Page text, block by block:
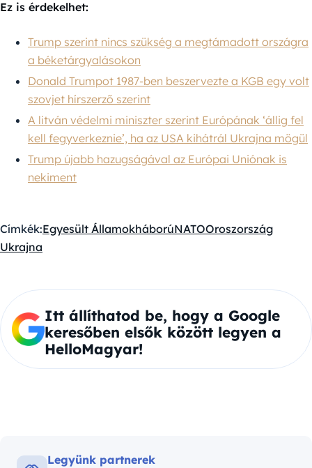
Ez is érdekelhet:
Trump szerint nincs szükség a megtámadott országra
a béketárgyalásokon
Donald Trumpot 1987-ben beszervezte a KGB egy volt
szovjet hírszerző szerint
A litván védelmi miniszter szerint Európának ‘állig fel
kell fegyverkeznie’, ha az USA kihátrál Ukrajna mögül
Trump újabb hazugságával az Európai Uniónak is
nekiment
Címkék:Egyesült ÁllamokháborúNATOOroszország
Ukrajna
Itt állíthatod be, hogy a Google
keresőben elsők között legyen a
HelloMagyar!
Legyünk partnerek